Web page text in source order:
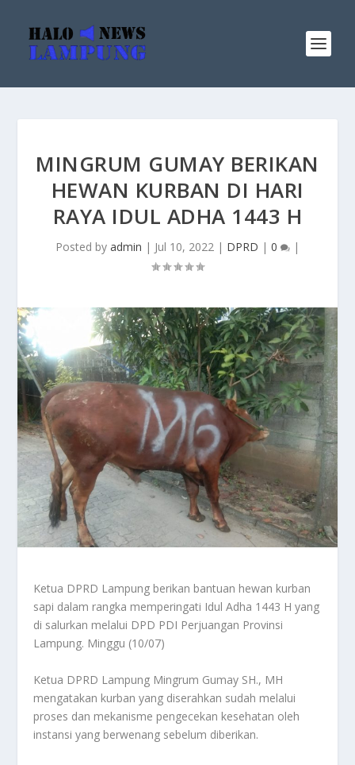
MINGRUM GUMAY BERIKAN
HEWAN KURBAN DI HARI
RAYA IDUL ADHA 1443 H
Posted by admin | Jul 10, 2022 | DPRD | 0 |
Ketua DPRD Lampung berikan bantuan hewan kurban
sapi dalam rangka memperingati Idul Adha 1443 H yang
di salurkan melalui DPD PDI Perjuangan Provinsi
Lampung. Minggu (10/07)
Ketua DPRD Lampung Mingrum Gumay SH., MH
mengatakan kurban yang diserahkan sudah melalui
proses dan mekanisme pengecekan kesehatan oleh
instansi yang berwenang sebelum diberikan.